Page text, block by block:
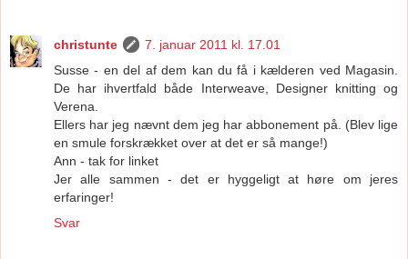
christunte
7. januar 2011 kl. 17.01
Susse - en del af dem kan du få i kælderen ved Magasin.
De har ihvertfald både Interweave, Designer knitting og
Verena.
Ellers har jeg nævnt dem jeg har abbonement på. (Blev lige
en smule forskrækket over at det er så mange!)
Ann - tak for linket
Jer alle sammen - det er hyggeligt at høre om jeres
erfaringer!
Svar